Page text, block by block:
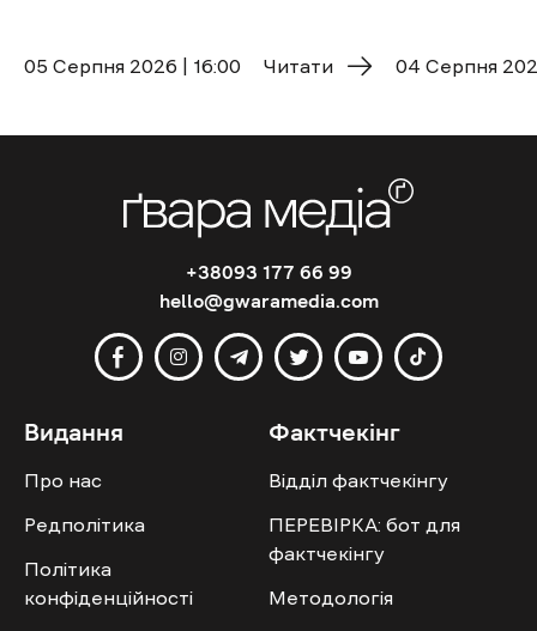
05 Cерпня 2026 | 16:00 Читати 04 Cерпня
+38093 177 66 99
hello@gwaramedia.com
Видання
Про нас
Редполітика
Політика
конфіденційності
Фактчекінг
Відділ фактчекінгу
ПЕРЕВІРКА: бот для
фактчекінгу
Методологія